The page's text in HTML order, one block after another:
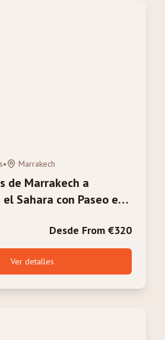
• Marrakech
de Marrakech a
Sahara con Paseo en
Desde From €320
Ver detalles